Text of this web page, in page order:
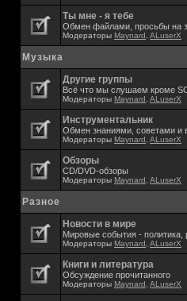
Ты мне - я тебе
Обмен файлами, просьбы на
Модераторы Maynard ALuserX
Музыка
Другие группы
Всё что мы слушаем кроме
Модераторы Maynard ALuserX
Инструментальник
Обмен знаниями, советами и
Модераторы Maynard ALuserX
Обзоры
CD/DVD-обзоры
Модераторы Maynard ALuserX
Разное
Новости в мире
Мировые события - политика,
Модераторы Maynard ALuserX
Книги и литература
Обсуждение прочитанного
Модераторы Maynard ALuserX